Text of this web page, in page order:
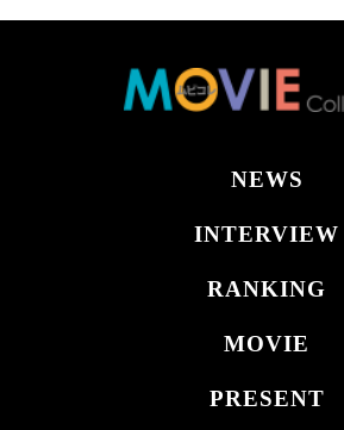
NEWS
INTERVIEW
RANKING
MOVIE
PRESENT